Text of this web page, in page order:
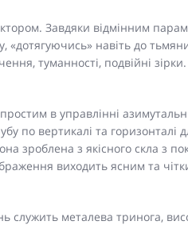
Завдяки відмінним
навіть до
туманності, подвійні
в управлінні
по вертикалі та горизонталі
зроблена з якісного скла з
виходить ясним та
служить металева тринога,